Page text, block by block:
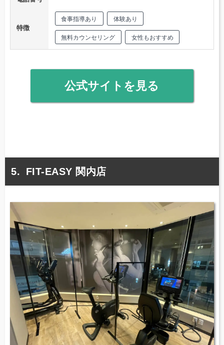
特徴
食事指導あり 体験あり
無料カウンセリング 女性もおすすめ
公式サイトを見る
FIT-EASY 関内店